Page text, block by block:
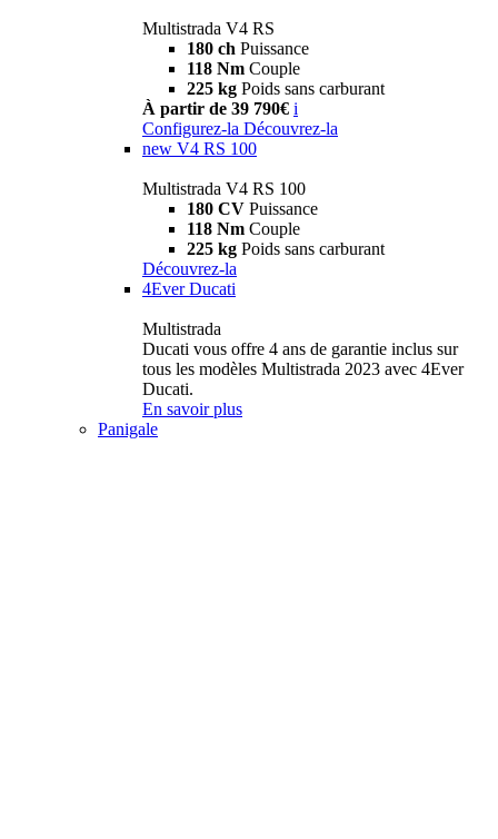
Multistrada V4 RS
180 ch Puissance
118 Nm Couple
225 kg Poids sans carburant
À partir de 39 790€ i
Configurez-la Découvrez-la
new V4 RS 100
Multistrada V4 RS 100
180 CV Puissance
118 Nm Couple
225 kg Poids sans carburant
Découvrez-la
4Ever Ducati
Multistrada
Ducati vous offre 4 ans de garantie inclus sur
tous les modèles Multistrada 2023 avec 4Ever
Ducati.
En savoir plus
Panigale